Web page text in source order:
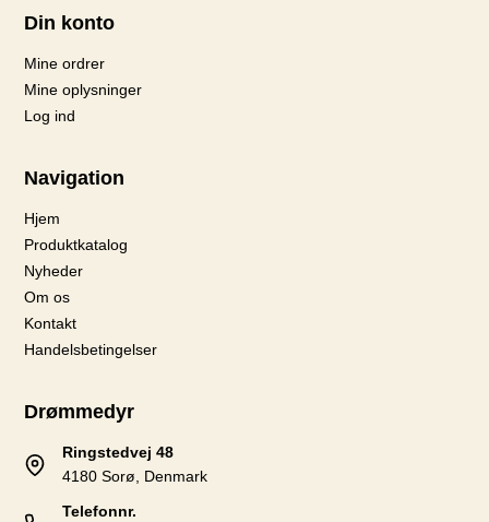
Din konto
Mine ordrer
Mine oplysninger
Log ind
Navigation
Hjem
Produktkatalog
Nyheder
Om os
Kontakt
Handelsbetingelser
Drømmedyr
Ringstedvej 48
4180 Sorø, Denmark
Telefonnr.